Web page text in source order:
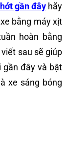
gần đây hãy
bằng máy xịt
hoàn bằng
sau sẽ giúp
gần đây và bật
xe sáng bóng